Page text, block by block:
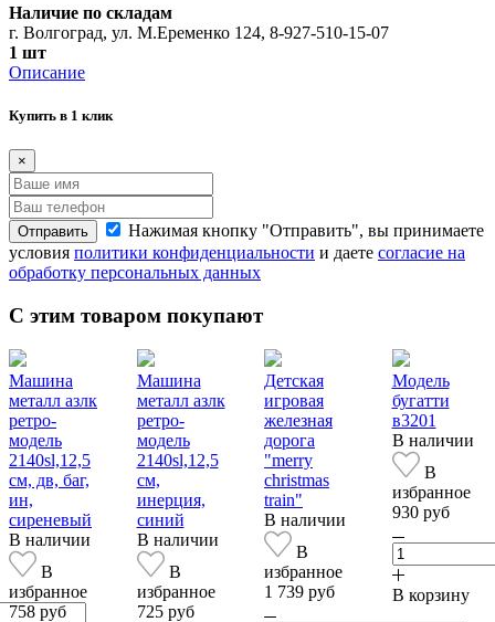
Наличие по складам
г. Волгоград, ул. М.Еременко 124, 8-927-510-15-07
1 шт
Описание
Купить в 1 клик
×
Отправить
Нажимая кнопку "Отправить", вы принимаете
условия политики конфиденциальности и даете согласие на
обработку персональных данных
С этим товаром покупают
Машина
металл азлк
ретро-
модель
2140sl,12,5
см, дв, баг,
ин,
сиреневый
В наличии
В
избранное
758 руб
Машина
металл азлк
ретро-
модель
2140sl,12,5
см,
инерция,
синий
В наличии
В
избранное
725 руб
Детская
игровая
железная
дорога
"merry
christmas
train"
В наличии
В
избранное
1 739 руб
Модель
бугатти
в3201
В наличии
В
избранное
930 руб
В корзину